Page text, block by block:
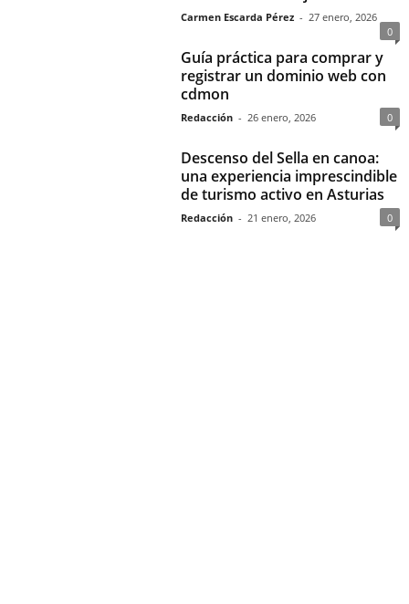
Carmen Escarda Pérez - 27 enero, 2026
0
Guía práctica para comprar y
registrar un dominio web con
cdmon
Redacción - 26 enero, 2026 0
Descenso del Sella en canoa:
una experiencia imprescindible
de turismo activo en Asturias
Redacción - 21 enero, 2026 0